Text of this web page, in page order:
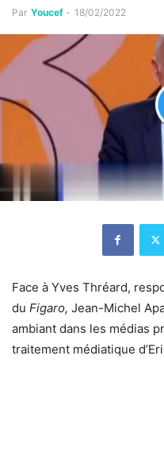
Par Youcef - 18/02/2022
Face à Yves Thréard,
du Figaro, Jean-Michel
ambiant dans les médias
traitement médiatique